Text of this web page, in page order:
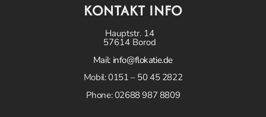
KONTAKT INFO
Hauptstr. 14
57614 Borod
Mail: info@flokatie.de
Mobil: 0151 – 50 45 2822
Phone: 02688 987 8809